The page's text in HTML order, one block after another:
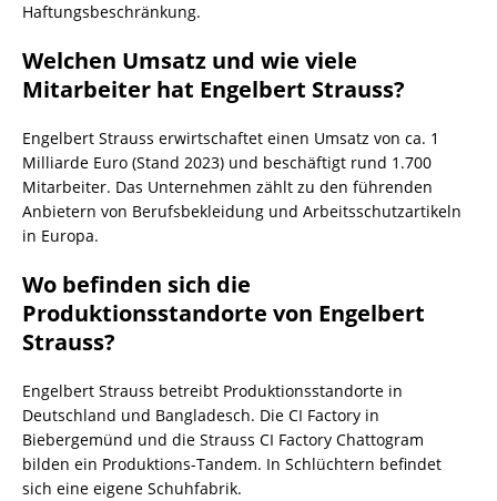
Haftungsbeschränkung.
Welchen Umsatz und wie viele
Mitarbeiter hat Engelbert Strauss?
Engelbert Strauss erwirtschaftet einen Umsatz von ca. 1
Milliarde Euro (Stand 2023) und beschäftigt rund 1.700
Mitarbeiter. Das Unternehmen zählt zu den führenden
Anbietern von Berufsbekleidung und Arbeitsschutzartikeln
in Europa.
Wo befinden sich die
Produktionsstandorte von Engelbert
Strauss?
Engelbert Strauss betreibt Produktionsstandorte in
Deutschland und Bangladesch. Die CI Factory in
Biebergemünd und die Strauss CI Factory Chattogram
bilden ein Produktions-Tandem. In Schlüchtern befindet
sich eine eigene Schuhfabrik.